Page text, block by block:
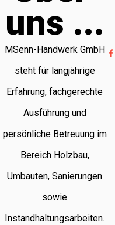
uns ...
MSenn-Handwerk GmbH
steht für langjährige
Erfahrung, fachgerechte
Ausführung und
persönliche Betreuung im
Bereich Holzbau,
Umbauten, Sanierungen
sowie
Instandhaltungsarbeiten.